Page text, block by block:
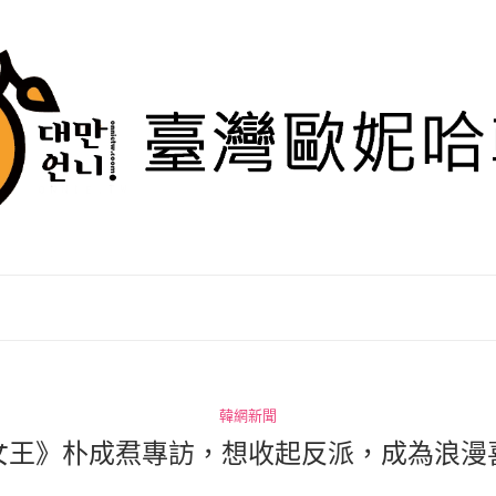
韓網新聞
王》朴成焄專訪，想收起反派，成為浪漫